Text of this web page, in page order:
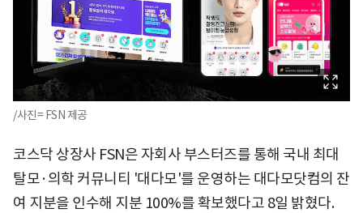
/사진= FSN 제공
코스닥 상장사 FSN은 자회사 부스터즈를 통해 국내 최대
탈모·의학 커뮤니티 '대다모'를 운영하는 대다모닷컴의 잔
여 지분을 인수해 지분 100%를 확보했다고 8일 밝혔다.